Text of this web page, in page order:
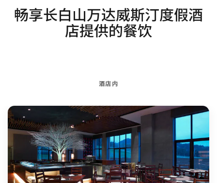
畅享长白山万达威斯汀度假酒
店提供的餐饮
酒店内